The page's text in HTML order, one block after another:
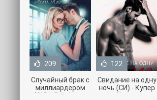
209
Случайный брак с
миллиардером
(СИ) - Лав Агата
122
Свидание на одну
ночь (СИ) - Купер
Хелен